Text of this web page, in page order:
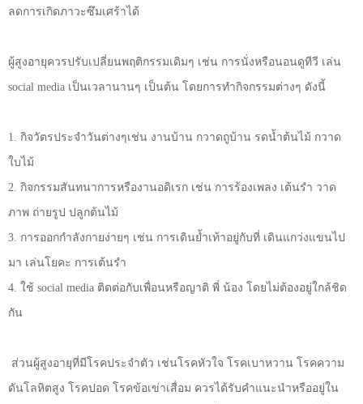
ลดการเกิดภาวะซึมเศร้าได้
ผู้สูงอายุควรปรับเปลี่ยนพฤติกรรมเดิมๆ เช่น การนั่งหรือนอนดูทีวี เล่น
social media เป็นเวลานานๆ เป็นต้น โดยการทำกิจกรรมต่างๆ ดังนี้
1. กิจวัตรประจำวันต่างๆเช่น งานบ้าน กวาดถูบ้าน รดน้ำต้นไม้ กวาด
ใบไม้
2. กิจกรรมสันทนาการหรืองานอดิเรก เช่น การร้องเพลง เต้นรำ วาด
ภาพ ถ่ายรูป ปลูกต้นไม้
3. การออกกำลังกายง่ายๆ เช่น การเดินย้ำเท้าอยู่กับที่ เดินแกว่งแขนไป
มา เล่นโยคะ การเต้นรำ
4. ใช้ social media ติดต่อกับเพื่อนหรือญาติ พี่ น้อง โดยไม่ต้องอยู่ใกล้ชิด
กัน
ส่วนผู้สูงอายุที่มีโรคประจำตัว เช่นโรคหัวใจ โรคเบาหวาน โรคความ
ดันโลหิตสูง โรคปอด โรคข้อเข่าเสื่อม ควรได้รับคำแนะนำหรืออยู่ใน